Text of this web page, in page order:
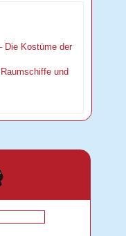
Die Kostüme der
und